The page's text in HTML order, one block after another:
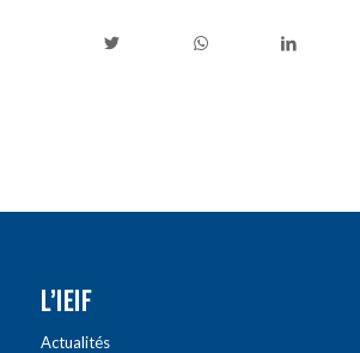
L’IEIF
Actualités